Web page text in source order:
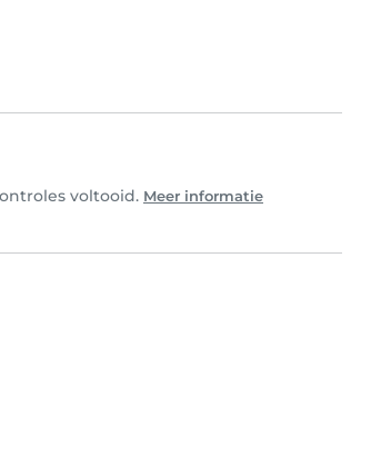
voltooid. Meer informatie